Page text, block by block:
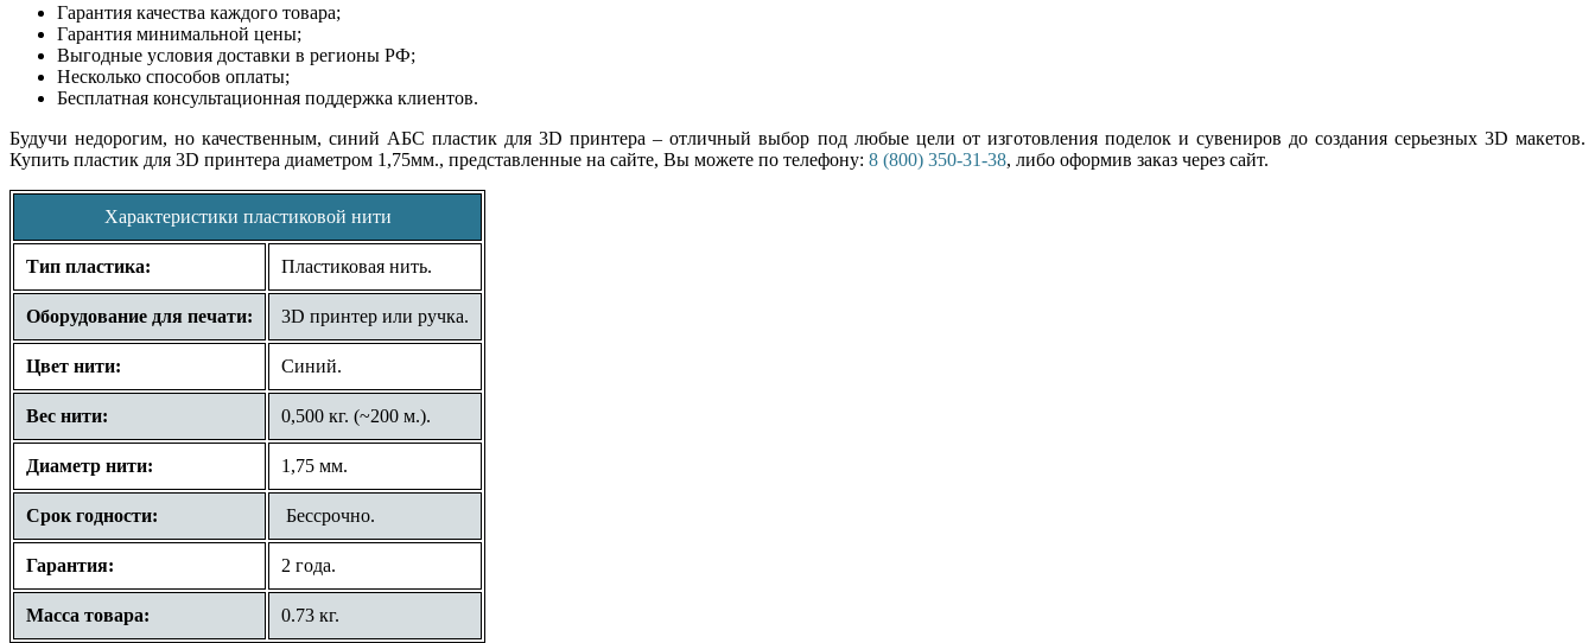
Гарантия качества каждого товара;
Гарантия минимальной цены;
Выгодные условия доставки в регионы РФ;
Несколько способов оплаты;
Бесплатная консультационная поддержка клиентов.
Будучи недорогим, но качественным, синий АБС пластик для 3D принтера – отличный выбор под любые цели от изготовления поделок и сувениров до создания серьезных 3D макетов.
Купить пластик для 3D принтера диаметром 1,75мм., представленные на сайте, Вы можете по телефону: 8 (800) 350-31-38, либо оформив заказ через сайт.
Характеристики пластиковой нити
Тип пластика: Пластиковая нить.
Оборудование для печати: 3D принтер или ручка.
Цвет нити: Синий.
Вес нити: 0,500 кг. (~200 м.).
Диаметр нити: 1,75 мм.
Срок годности: Бессрочно.
Гарантия: 2 года.
Масса товара: 0.73 кг.